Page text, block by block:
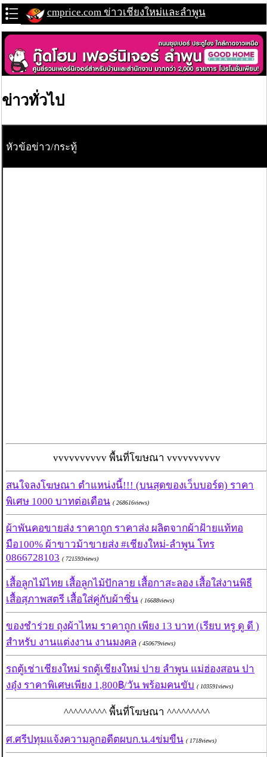
cmprice.com ข่าวเชียงใหม่และลำพูน
ข่าวทั่วไป
หัวข้อข่าว/กระทู้
vvvvvvvvvv พื้นที่โฆษณา vvvvvvvvvv
สนใจลงโฆษณา ตำแหน่งนี้!!! (บนสุดของเว็บบอร์ด) ราคา
พิเศษ 1000 บาทต่อเดือน ( 268616views)
ผ้าพันคอขายส่ง ราคาถูก ราคาส่ง ผลิตจากผ้าฝ้ายแท้ทอ
มือ100% ผ้าขาวม้าขายส่ง #เชียงใหม่-ลำพูน โทร
0866728103 ( 721593views)
เสื้อลูกไม้ไทย เสื้อลูกไม้ปักลาย เสื้อกาสะลอง เสื้อใส่งานพิธี
เสื้อสุภาพสตรี เสื้อใส่คู่กับผ้าซิ่น ( 16688views)
ของชำร่วย ถุงผ้าไหม ราคาถูก เพียง 13 บาท (เรียบ หรู ดู ดี )
สำหรับ งานแต่งงาน งานมงคล ( 450679views)
รถตู้เช่าเชียงใหม่ รถตู้เชียงใหม่ ปาย ลำพูน แม่ฮ่องสอน ปา
งอุ๋ง ราคาพิเศษเพียง 1,800฿/วัน พร้อมคนขับ ( 103591views)
^^^^^^^^^ พื้นที่โฆษณา ^^^^^^^^^
ศ.ศรีปทุมแจ้งความลูกอดีตผบก.น.4ข่มขืน ( 1718views)